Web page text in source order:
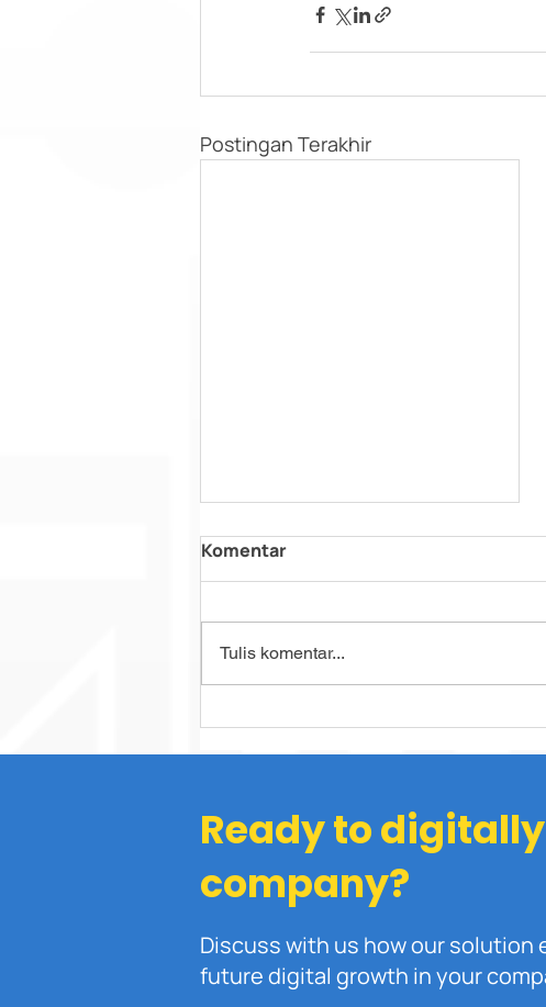
Postingan Terakhir
Komentar
Tulis komentar...
Ready to
company?
Discuss with us how our solution
future digital growth in your